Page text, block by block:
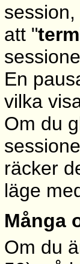
att "
En
vilka
Om du
räcker
läge
Många
Om du